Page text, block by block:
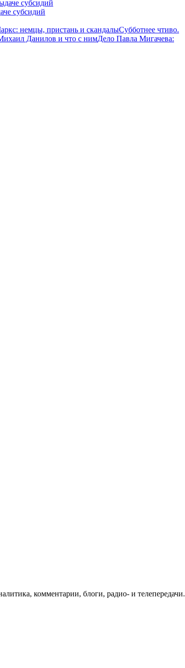
субсидий
немцы, пристань и скандалыСубботнее чтиво.
Данилов и что с нимДело Павла Мигачева:
комментарии, блоги, радио- и телепередачи.